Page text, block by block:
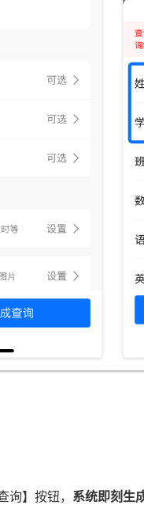
询】按钮， 系统即刻生